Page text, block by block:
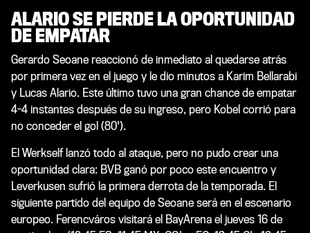
ALARIO SE PIERDE LA OPORTUNIDAD
DE EMPATAR
Gerardo Seoane reaccionó de inmediato al quedarse atrás
por primera vez en el juego y le dio minutos a Karim Bellarabi
y Lucas Alario. Este último tuvo una gran chance de empatar
4-4 instantes después de su ingreso, pero Kobel corrió para
no conceder el gol (80').
El Werkself lanzó todo al ataque, pero no pudo crear una
oportunidad clara: BVB ganó por poco este encuentro y
Leverkusen sufrió la primera derrota de la temporada. El
siguiente partido del equipo de Seoane será en el escenario
europeo. Ferencváros visitará el BayArena el jueves 16 de